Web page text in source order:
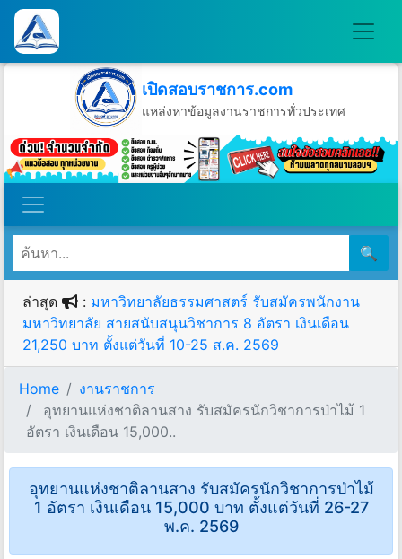
เปิดสอบราชการ.com
แหล่งหาข้อมูลงานราชการทั่วประเทศ
วันศุกร์ที่ 7 เดือนสิงหาคม พ.ศ.2569
🔍
ล่าสุด : มหาวิทยาลัยธรรมศาสตร์ รับสมัครพนักงาน
มหาวิทยาลัย สายสนับสนุนวิชาการ 8 อัตรา เงินเดือน
21,250 บาท ตั้งแต่วันที่ 10-25 ส.ค. 2569
Home
งานราชการ
อุทยานแห่งชาติลานสาง รับสมัครนักวิชาการป่าไม้ 1
อัตรา เงินเดือน 15,000..
อุทยานแห่งชาติลานสาง รับสมัครนักวิชาการป่าไม้
1 อัตรา เงินเดือน 15,000 บาท ตั้งแต่วันที่ 26-27
พ.ค. 2569